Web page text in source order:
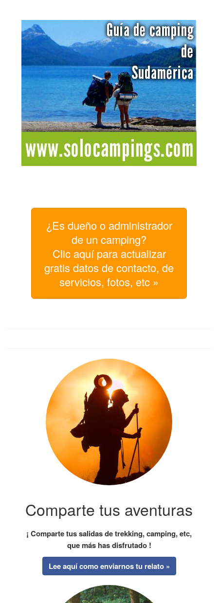
¿Es dueño o administrador
de un camping?
Clic aquí para actualizar
gratis datos de contacto, de
servicios, fotos, etc »
Comparte tus aventuras
¡ Comparte tus salidas de trekking, camping, etc,
que más has disfrutado !
Lee aquí como enviarnos tu relato »